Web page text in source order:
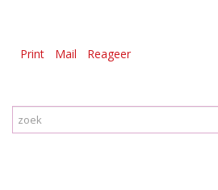
Print Mail Reageer